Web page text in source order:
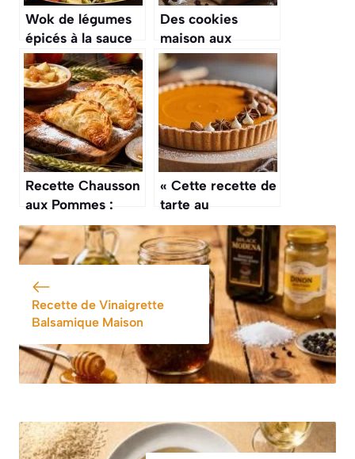
Wok de légumes
épicés à la sauce
soja : recette
savoureuse
Des cookies
maison aux
pépites de
chocolat, sains,
sans sucre raffiné,
à congeler pour la
semaine : la
recette géniale de
Nina Métayer
Recette Chausson
aux Pommes :
pâte Feuilletée
Maison
« Cette recette de
tarte au
potimarron et aux
épices douces,
c’est un peu
comme le
« pumpkin pie »
américain, mais
en mieux »
Recette de Vinaigrette
Balsamique Maison